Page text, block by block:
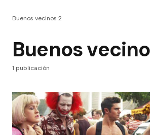
Buenos vecinos 2
Buenos
1 publicación